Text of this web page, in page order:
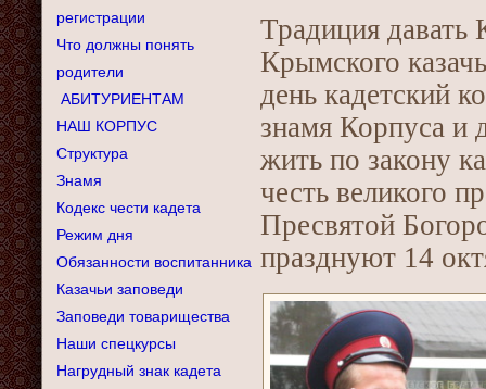
регистрации
Что должны понять
родители
АБИТУРИЕНТАМ
НАШ КОРПУС
Структура
Знамя
Кодекс чести кадета
Режим дня
Обязанности воспитанника
Казачьи заповеди
Заповеди товарищества
Наши спецкурсы
Нагрудный знак кадета
Традиция давать
Крымского
день кадетский
знамя Корпуса и
жить по закону
честь великого
Пресвятой
празднуют 14